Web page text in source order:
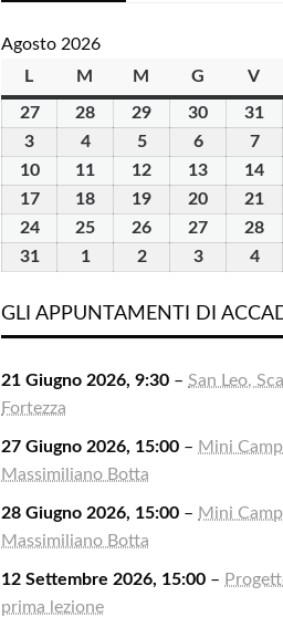
Agosto 2026
L lunedìM martedì
M mercoledì
G giovedì
V
2727
Luglio
2026
28
Luglio
2026
29
Luglio
2026
30
Luglio
2026
31
3
Agosto
2026
44
Agosto
2026
55
Agosto
2026
66
Agosto
2026
77
1010
Agosto
2026
11
Agosto
2026
12
Agosto
2026
13
Agosto
2026
14
1717
Agosto
18
Agosto
19
Agosto
20
Agosto
21
2424
Agosto
25
Agosto
26
Agosto
27
Agosto
28
3131
2026
11
2026
22
2026
33
2026
44
GLI APPUNTAMENTI DI
21 Giugno 2026, 9:30 –San Leo,
Fortezza
27 Giugno 2026, 15:00 – Mini
Massimiliano Botta
28 Giugno 2026, 15:00 – Mini
Massimiliano Botta
12 Settembre 2026, 15:00 –
prima lezione